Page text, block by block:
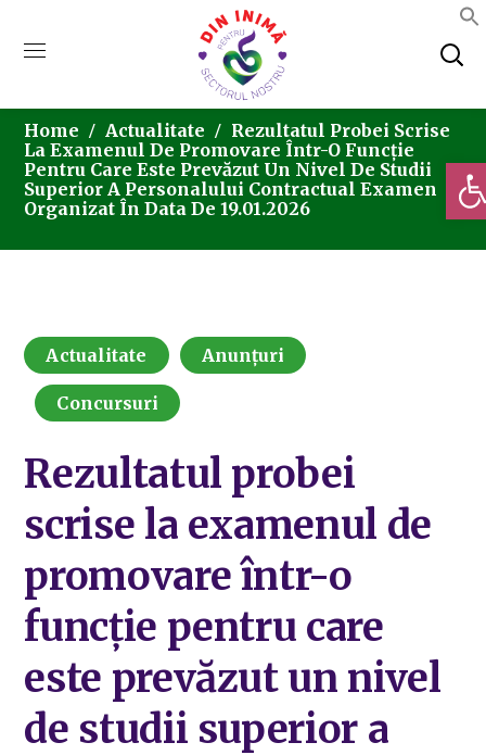
Home Actualitate
Rezultatul Probei Scrise
La Examenul De Promovare Într-O Funcţie
Pentru Care Este Prevăzut Un Nivel De Studii
Superior A Personalului Contractual Examen
Organizat În Data De 19.01.2026
Actualitate Anunțuri
Concursuri
Rezultatul probei
scrise la examenul de
promovare într-o
funcţie pentru care
este prevăzut un nivel
de studii superior a